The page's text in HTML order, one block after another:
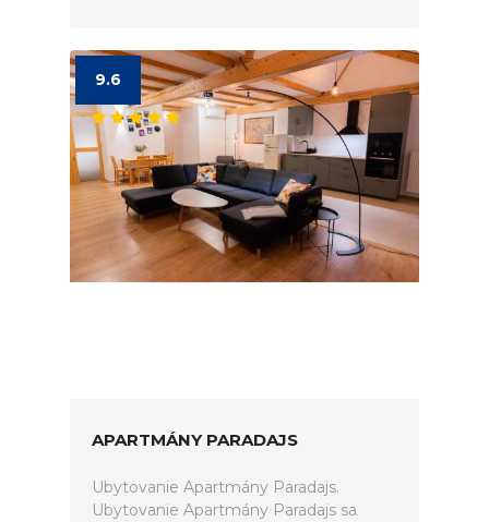
9.6
APARTMÁNY PARADAJS
Ubytovanie Apartmány Paradajs.
Ubytovanie Apartmány Paradajs sa